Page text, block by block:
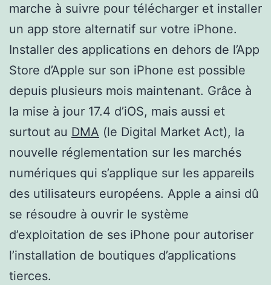
marche à suivre pour télécharger et installer
un app store alternatif sur votre iPhone.
Installer des applications en dehors de l’App
Store d’Apple sur son iPhone est possible
depuis plusieurs mois maintenant. Grâce à
la mise à jour 17.4 d’iOS, mais aussi et
surtout au DMA (le Digital Market Act), la
nouvelle réglementation sur les marchés
numériques qui s’applique sur les appareils
des utilisateurs européens. Apple a ainsi dû
se résoudre à ouvrir le système
d’exploitation de ses iPhone pour autoriser
l’installation de boutiques d’applications
tierces.